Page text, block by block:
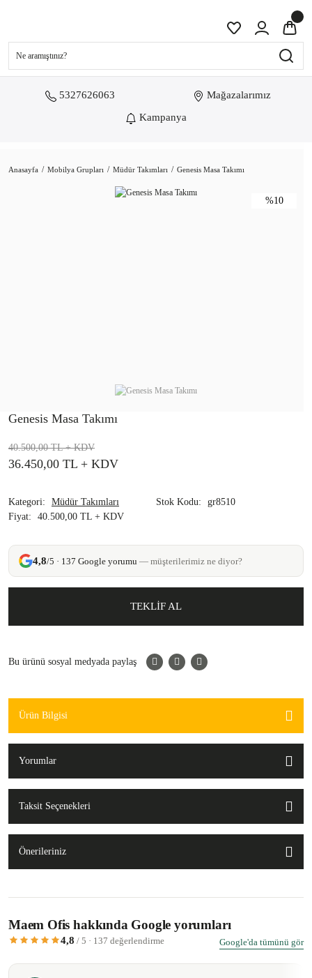
5327626063
Mağazalarımız
Kampanya
Anasayfa Mobilya Grupları Müdür Takımları Genesis Masa Takımı
%10
Genesis Masa Takımı
36.450,00 TL + KDV
40.500,00 TL+ KDV
Kategori Müdür Takımları Stok Kodu
gr8510
Fiyat
40.500,00 TL + KDV
4,8/5 · 137 Google yorumu — müşterilerimiz ne diyor?
TEKLİF AL
Bu ürünü sosyal medyada paylaş
Ürün Bilgisi
Yorumlar
Taksit Seçenekleri
Önerileriniz
Maem Ofis hakkında Google yorumları
4,8 / 5 · 137 değerlendirme Google'da tümünü gör